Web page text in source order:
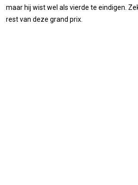
maar hij wist wel als vierde te eindigen.
rest van deze grand prix.